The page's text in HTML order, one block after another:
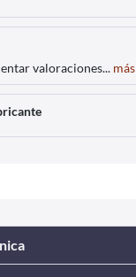
valoraciones... más